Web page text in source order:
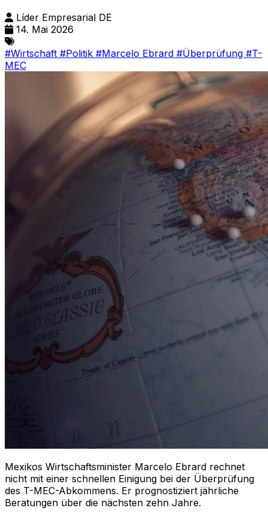
Líder Empresarial DE
14. Mai 2026
#Wirtschaft #Politik #Marcelo Ebrard #Überprüfung #T-
MEC
Mexikos Wirtschaftsminister Marcelo Ebrard rechnet
nicht mit einer schnellen Einigung bei der Überprüfung
des T-MEC-Abkommens. Er prognostiziert jährliche
Beratungen über die nächsten zehn Jahre.